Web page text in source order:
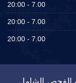
7.00 - 20:00
7.00 - 20:00
7.00 - 20:00